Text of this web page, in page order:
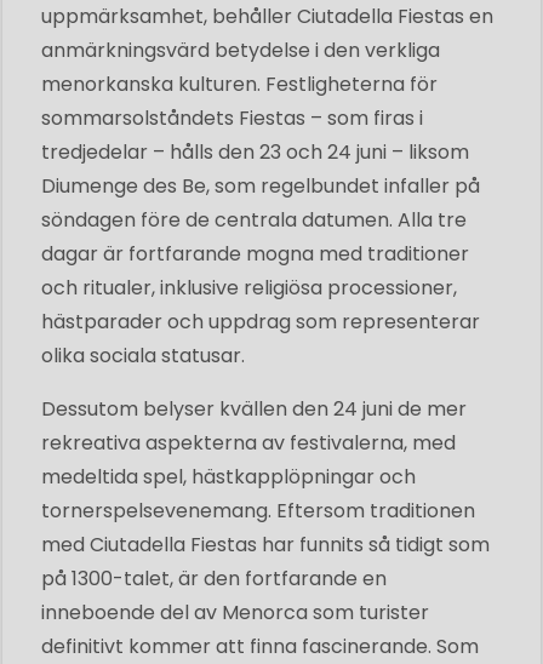
uppmärksamhet, behåller Ciutadella Fiestas en
anmärkningsvärd betydelse i den verkliga
menorkanska kulturen. Festligheterna för
sommarsolståndets Fiestas – som firas i
tredjedelar – hålls den 23 och 24 juni – liksom
Diumenge des Be, som regelbundet infaller på
söndagen före de centrala datumen. Alla tre
dagar är fortfarande mogna med traditioner
och ritualer, inklusive religiösa processioner,
hästparader och uppdrag som representerar
olika sociala statusar.
Dessutom belyser kvällen den 24 juni de mer
rekreativa aspekterna av festivalerna, med
medeltida spel, hästkapplöpningar och
tornerspelsevenemang. Eftersom traditionen
med Ciutadella Fiestas har funnits så tidigt som
på 1300-talet, är den fortfarande en
inneboende del av Menorca som turister
definitivt kommer att finna fascinerande. Som